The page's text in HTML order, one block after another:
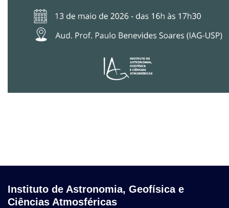
Instituto de Astronomia, Geofísica e
Ciências Atmosféricas